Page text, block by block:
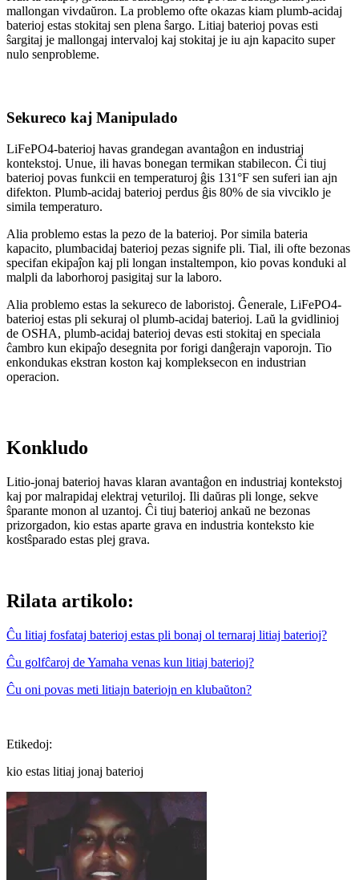
mallongan vivdaŭron. La problemo ofte okazas kiam plumb-acidaj
baterioj estas stokitaj sen plena ŝargo. Litiaj baterioj povas esti
ŝargitaj je mallongaj intervaloj kaj stokitaj je iu ajn kapacito super
nulo senprobleme.
Sekureco kaj Manipulado
LiFePO4-baterioj havas grandegan avantaĝon en industriaj
kontekstoj. Unue, ili havas bonegan termikan stabilecon. Ĉi tiuj
baterioj povas funkcii en temperaturoj ĝis 131°F sen suferi ian ajn
difekton. Plumb-acidaj baterioj perdus ĝis 80% de sia vivciklo je
simila temperaturo.
Alia problemo estas la pezo de la baterioj. Por simila bateria
kapacito, plumbacidaj baterioj pezas signife pli. Tial, ili ofte bezonas
specifan ekipaĵon kaj pli longan instaltempon, kio povas konduki al
malpli da laborhoroj pasigitaj sur la laboro.
Alia problemo estas la sekureco de laboristoj. Ĝenerale, LiFePO4-
baterioj estas pli sekuraj ol plumb-acidaj baterioj. Laŭ la gvidlinioj
de OSHA, plumb-acidaj baterioj devas esti stokitaj en speciala
ĉambro kun ekipaĵo desegnita por forigi danĝerajn vaporojn. Tio
enkondukas ekstran koston kaj kompleksecon en industrian
operacion.
Konkludo
Litio-jonaj baterioj havas klaran avantaĝon en industriaj kontekstoj
kaj por malrapidaj elektraj veturiloj. Ili daŭras pli longe, sekve
ŝparante monon al uzantoj. Ĉi tiuj baterioj ankaŭ ne bezonas
prizorgadon, kio estas aparte grava en industria konteksto kie
kostŝparado estas plej grava.
Rilata artikolo:
Ĉu litiaj fosfataj baterioj estas pli bonaj ol ternaraj litiaj baterioj?
Ĉu golfĉaroj de Yamaha venas kun litiaj baterioj?
Ĉu oni povas meti litiajn bateriojn en klubaŭton?
Etikedoj:
kio estas litiaj jonaj baterioj